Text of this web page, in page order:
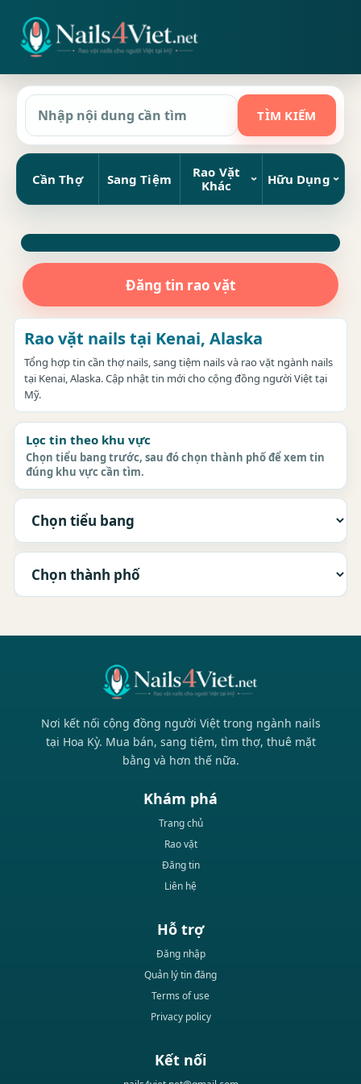
Cần Thợ Sang Tiệm
Rao Vặt
Khác
Hữu Dụng
Đăng tin rao vặt
Rao vặt nails tại Kenai, Alaska
Tổng hợp tin cần thợ nails, sang tiệm nails và rao vặt ngành nails
tại Kenai, Alaska. Cập nhật tin mới cho cộng đồng người Việt tại
Mỹ.
Lọc tin theo khu vực
Chọn tiểu bang trước, sau đó chọn thành phố để xem tin
đúng khu vực cần tìm.
Nơi kết nối cộng đồng người Việt trong ngành nails
tại Hoa Kỳ. Mua bán, sang tiệm, tìm thợ, thuê mặt
bằng và hơn thế nữa.
Khám phá
Trang chủ
Rao vặt
Đăng tin
Liên hệ
Hỗ trợ
Đăng nhập
Quản lý tin đăng
Terms of use
Privacy policy
Kết nối